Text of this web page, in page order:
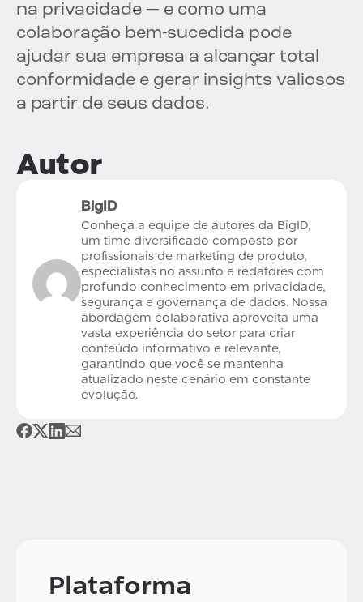
na privacidade — e como uma
colaboração bem-sucedida pode
ajudar sua empresa a alcançar total
conformidade e gerar insights valiosos
a partir de seus dados.
Autor
BigID
Conheça a equipe de autores da BigID,
um time diversificado composto por
profissionais de marketing de produto,
especialistas no assunto e redatores com
profundo conhecimento em privacidade,
segurança e governança de dados. Nossa
abordagem colaborativa aproveita uma
vasta experiência do setor para criar
conteúdo informativo e relevante,
garantindo que você se mantenha
atualizado neste cenário em constante
evolução.
Plataforma